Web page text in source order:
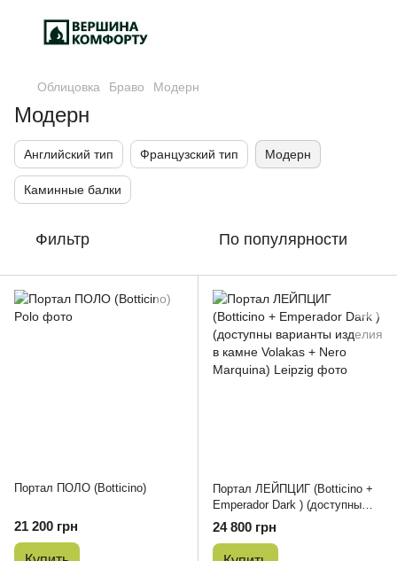
Облицовка Браво Модерн
Модерн
Английский тип Французский тип Модерн
Каминные балки
Фильтр По популярности
Портал ПОЛО (Botticino)
21 200 грн
Портал ЛЕЙПЦИГ (Botticino +
Emperador Dark ) (доступны
варианты изделия в камне
Volakas + Nero Marquina)
24 800 грн